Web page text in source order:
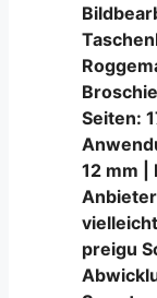
Seiten:
12 mm |
preigu